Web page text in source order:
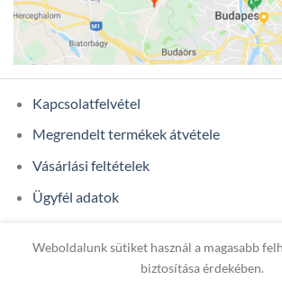
Kapcsolatfelvétel
Megrendelt termékek átvétele
Vásárlási feltételek
Ügyfél adatok
ONIXCOM
Weboldalunk sütiket használ a magasabb
biztosítása érdekében.